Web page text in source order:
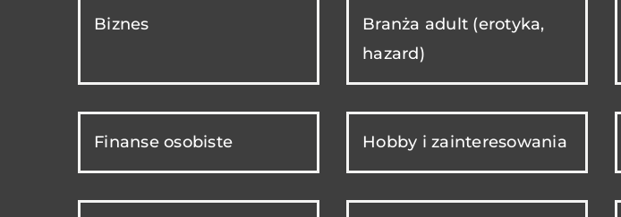
Biznes
Branża adult (erotyka,
hazard)
Finanse osobiste Hobby i zainteresowania